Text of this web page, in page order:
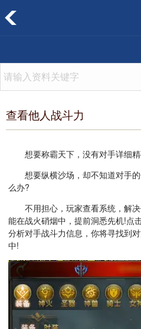
查看他人战斗力
想要称霸天下，没有对手详细
想要纵横沙场，却不知道对手
么办?
不用担心，玩家查看系统，解
能在战火硝烟中，提前洞悉先机!点
分析对手战斗力信息，你将寻找到
中!